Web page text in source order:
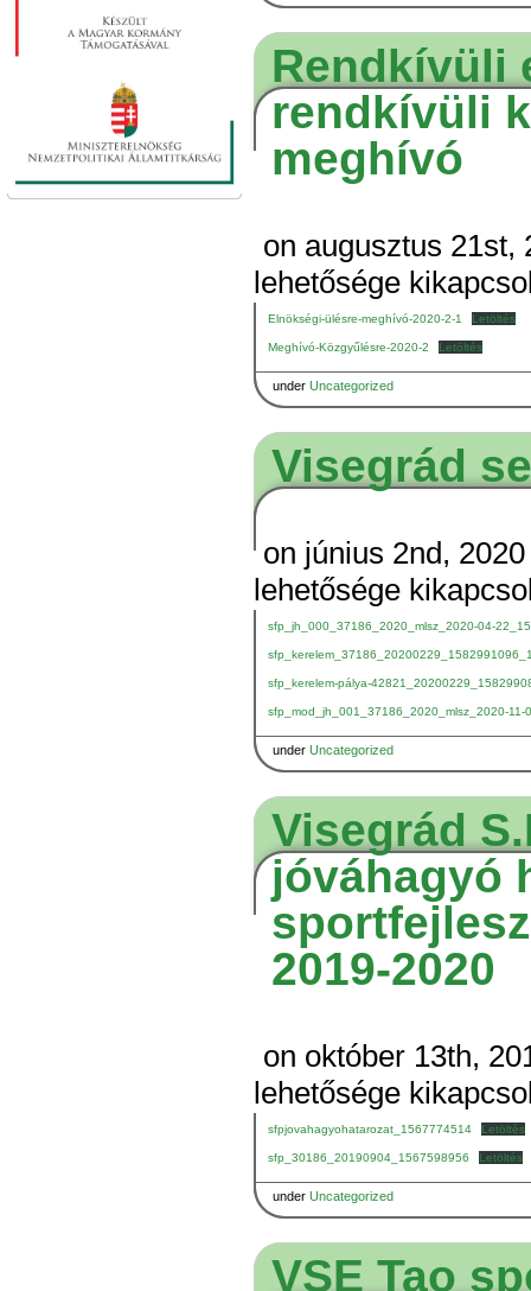
Rendkívüli
rendkívüli
meghívó
on augusztus 21st,
lehetősége
Elnökségi-ülésre-meghívó-2020-2-1 Letöltés
Meghívó-Közgyűlésre-2020-2 Letöltés
under Uncategorized
Visegrád
on június 2nd,
lehetősége
sfp_jh_000_37186_2020_mlsz_2020-04-
sfp_kerelem-pálya-
sfp_mod_jh_001_37186_2020_mlsz_2020-
under Uncategorized
Visegrád
jóváhagyó
2019-2020
on október 13th,
lehetősége
sfpjovahagyohatarozat_1567774514 Letöltés
sfp_30186_20190904_1567598956 Letöltés
under Uncategorized
VSE Tao